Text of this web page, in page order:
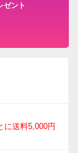
ゼント
に送料5,000円